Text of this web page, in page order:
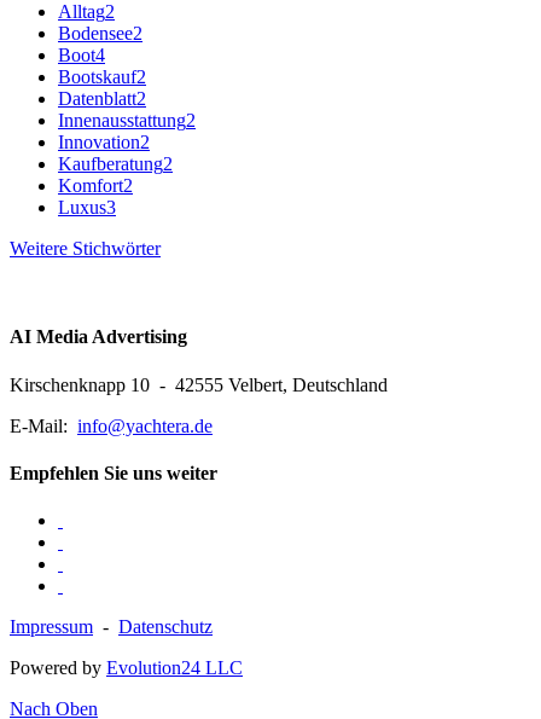
Alltag2
Bodensee2
Boot4
Bootskauf2
Datenblatt2
Innenausstattung2
Innovation2
Kaufberatung2
Komfort2
Luxus3
Weitere Stichwörter
AI Media Advertising
Kirschenknapp 10 - 42555 Velbert, Deutschland
E-Mail: info@yachtera.de
Empfehlen Sie uns weiter
Impressum - Datenschutz
Powered by Evolution24 LLC
Nach Oben